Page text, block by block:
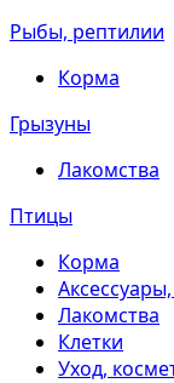
Рыбы, рептилии
Корма
Грызуны
Лакомства
Птицы
Корма
Лакомства
Клетки
Уход,